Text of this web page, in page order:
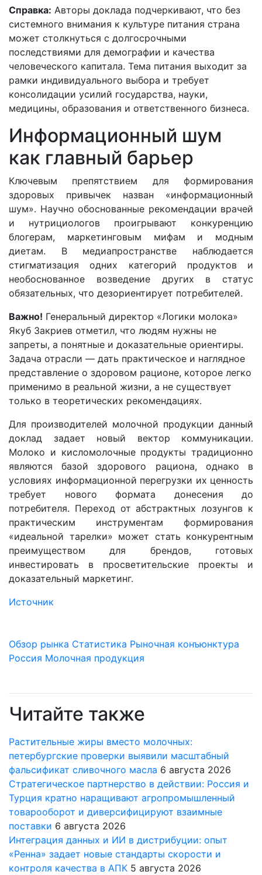
Справка: Авторы доклада подчеркивают, что без
системного внимания к культуре питания страна
может столкнуться с долгосрочными
последствиями для демографии и качества
человеческого капитала. Тема питания выходит за
рамки индивидуального выбора и требует
консолидации усилий государства, науки,
медицины, образования и ответственного бизнеса.
Информационный шум
как главный барьер
Ключевым препятствием для формирования
здоровых привычек назван «информационный
шум». Научно обоснованные рекомендации врачей
и нутрициологов проигрывают конкуренцию
блогерам, маркетинговым мифам и модным
диетам. В медиапространстве наблюдается
стигматизация одних категорий продуктов и
необоснованное возведение других в статус
обязательных, что дезориентирует потребителей.
Важно! Генеральный директор «Логики молока»
Якуб Закриев отметил, что людям нужны не
запреты, а понятные и доказательные ориентиры.
Задача отрасли — дать практическое и наглядное
представление о здоровом рационе, которое легко
применимо в реальной жизни, а не существует
только в теоретических рекомендациях.
Для производителей молочной продукции данный
доклад задает новый вектор коммуникации.
Молоко и кисломолочные продукты традиционно
являются базой здорового рациона, однако в
условиях информационной перегрузки их ценность
требует нового формата донесения до
потребителя. Переход от абстрактных лозунгов к
практическим инструментам формирования
«идеальной тарелки» может стать конкурентным
преимуществом для брендов, готовых
инвестировать в просветительские проекты и
доказательный маркетинг.
Источник
Обзор рынка Статистика Рыночная конъюнктура
Россия Молочная продукция
Читайте также
Растительные жиры вместо молочных:
петербургские проверки выявили масштабный
фальсификат сливочного масла 6 августа 2026
Стратегическое партнерство в действии: Россия и
Турция кратно наращивают агропромышленный
товарооборот и диверсифицируют взаимные
поставки 6 августа 2026
Интеграция данных и ИИ в дистрибуции: опыт
«Ренна» задает новые стандарты скорости и
контроля качества в АПК 5 августа 2026